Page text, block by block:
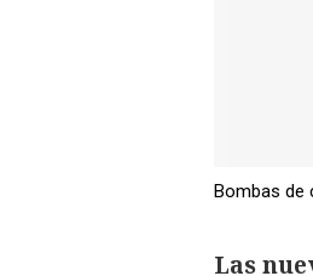
Bombas de
Las